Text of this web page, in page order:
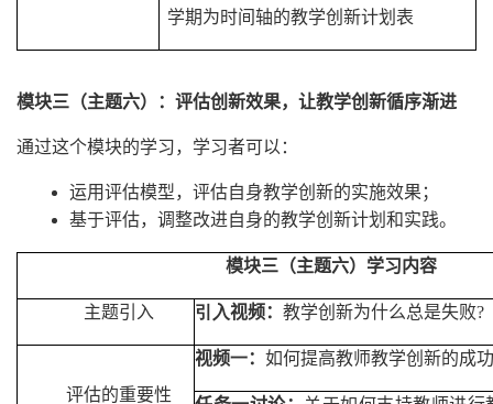
学期为时间轴的教学创新计划表
模块三（主题六）：评估创新效果，让教学创新循序渐进
通过这个模块的学习，学习者可以：
运用评估模型，评估自身教学创新的实施效果；
基于评估，调整改进自身的教学创新计划和实践。
模块三（主题六）学习内容
主题引入 引入视频： 教学创新为什么总是失败?
评估的重要性
视频一： 如何提高教师教学创新的成